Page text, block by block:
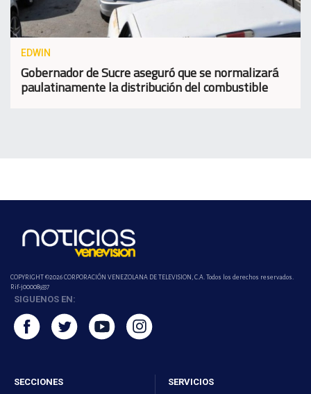
EDWIN
Gobernador de Sucre aseguró que se normalizará
paulatinamente la distribución del combustible
COPYRIGHT ©2026 CORPORACIÓN VENEZOLANA DE TELEVISION, C.A. Todos los derechos reservados.
Rif-j000089337
SIGUENOS EN:
SECCIONES SERVICIOS